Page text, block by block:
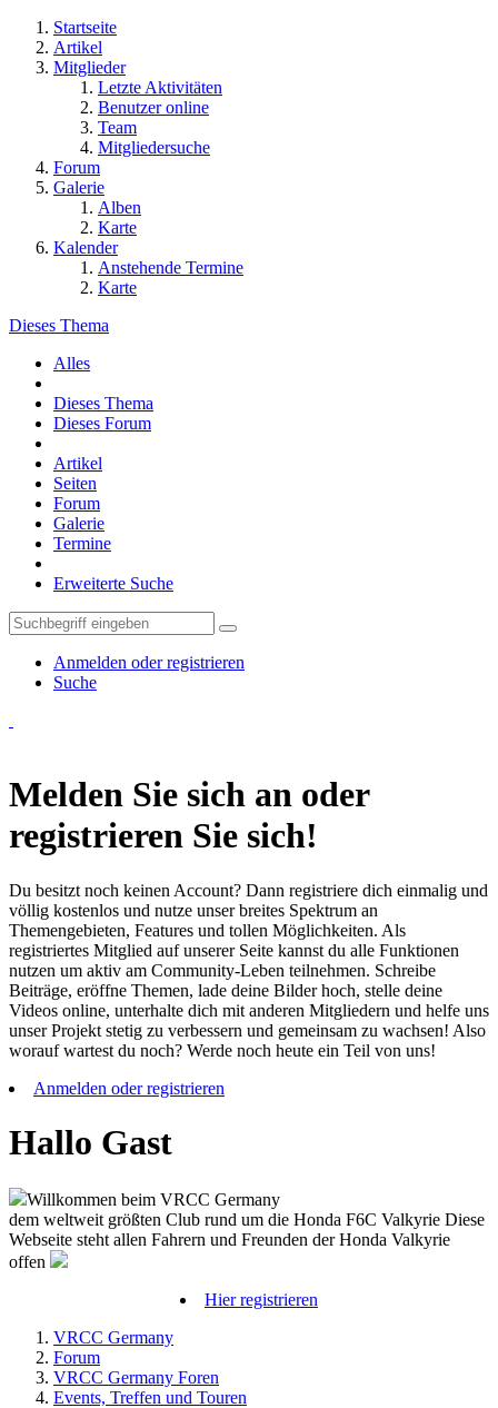
Startseite
Artikel
Mitglieder
Letzte Aktivitäten
Benutzer online
Team
Mitgliedersuche
Forum
Galerie
Alben
Karte
Kalender
Anstehende Termine
Karte
Dieses Thema
Alles
Dieses Thema
Dieses Forum
Artikel
Seiten
Forum
Galerie
Termine
Erweiterte Suche
Anmelden oder registrieren
Suche
Melden Sie sich an oder
registrieren Sie sich!
Du besitzt noch keinen Account? Dann registriere dich einmalig und
völlig kostenlos und nutze unser breites Spektrum an
Themengebieten, Features und tollen Möglichkeiten. Als
registriertes Mitglied auf unserer Seite kannst du alle Funktionen
nutzen um aktiv am Community-Leben teilnehmen. Schreibe
Beiträge, eröffne Themen, lade deine Bilder hoch, stelle deine
Videos online, unterhalte dich mit anderen Mitgliedern und helfe uns
unser Projekt stetig zu verbessern und gemeinsam zu wachsen! Also
worauf wartest du noch? Werde noch heute ein Teil von uns!
Anmelden oder registrieren
Hallo Gast
Willkommen beim VRCC Germany
dem weltweit größten Club rund um die Honda F6C Valkyrie Diese
Webseite steht allen Fahrern und Freunden der Honda Valkyrie
offen
Hier registrieren
VRCC Germany
Forum
VRCC Germany Foren
Events, Treffen und Touren